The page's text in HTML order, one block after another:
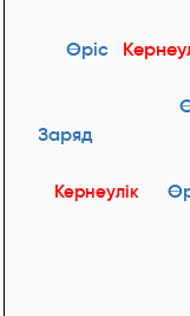
Өріс
Заряд
Кернеулік